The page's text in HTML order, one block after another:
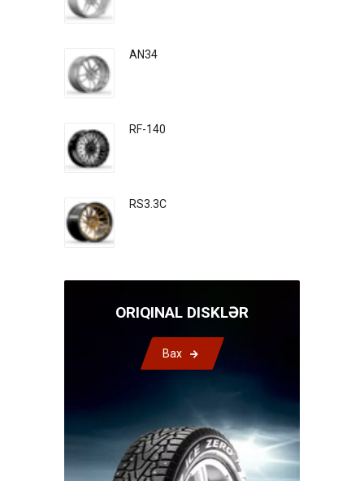
AN34
RF-140
RS3.3C
ORIQINAL DISKLƏR
Bax